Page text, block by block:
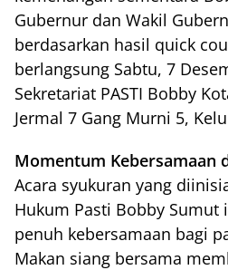
Gubernur dan Wakil
berdasarkan hasil quick
berlangsung Sabtu, 7
Sekretariat PASTI Bobby
Jermal 7 Gang Murni 5,
Momentum Kebersamaan
Acara syukuran yang
Hukum Pasti Bobby
penuh kebersamaan bagi
Makan siang bersama